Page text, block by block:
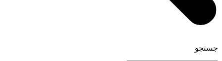
جستجو